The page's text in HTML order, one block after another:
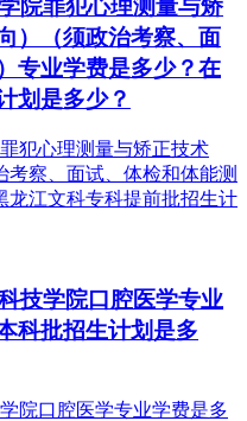
院罪犯心理测量与矫
）（须政治考察、面
专业学费是多少？在
划是多少？
技学院口腔医学专业
科批招生计划是多